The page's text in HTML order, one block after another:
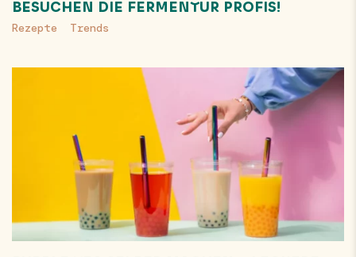
BESUCHEN DIE FERMENTUR PROFIS!
Rezepte Trends